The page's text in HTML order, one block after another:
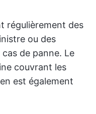
régulièrement des
ou des
de panne. Le
couvrant les
est également